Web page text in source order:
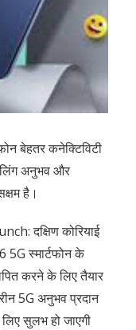
बेहतर कनेक्टिविटी
अनुभव और
है।
दक्षिण कोरियाई
स्मार्टफोन के
करने के लिए तैयार
5G अनुभव प्रदान
सुलभ हो जाएगी